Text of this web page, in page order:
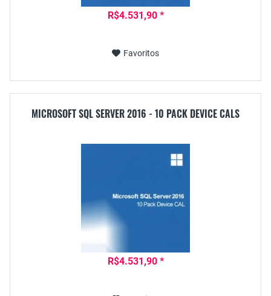
R$4.531,90 *
Favoritos
MICROSOFT SQL SERVER 2016 - 10 PACK DEVICE CALS
R$4.531,90 *